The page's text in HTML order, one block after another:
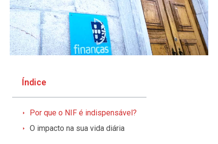
Índice
Por que o NIF é indispensável?
O impacto na sua vida diária